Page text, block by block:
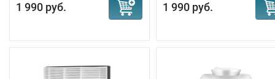
1 990 руб. 1 990 руб.